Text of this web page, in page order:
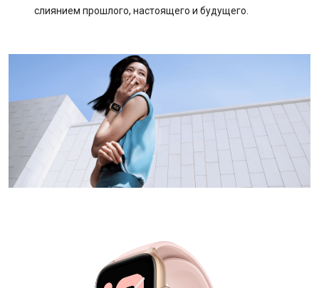
слиянием прошлого, настоящего и будущего.